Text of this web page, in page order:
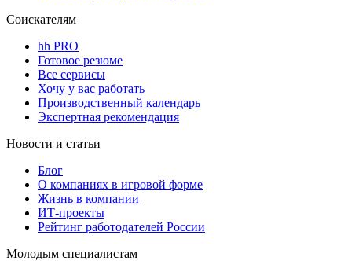
Соискателям
hh PRO
Готовое резюме
Все сервисы
Хочу у вас работать
Производственный календарь
Экспертная рекомендация
Новости и статьи
Блог
О компаниях в игровой форме
Жизнь в компании
ИТ-проекты
Рейтинг работодателей России
Молодым специалистам